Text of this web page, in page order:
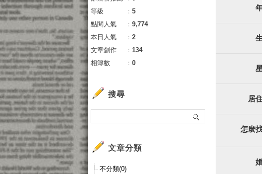
居
怎麼
等級
： 5
點閱人氣
： 9,774
本日人氣
： 2
文章創作
： 134
相簿數
： 0
搜尋
文章分類
不分類(0)